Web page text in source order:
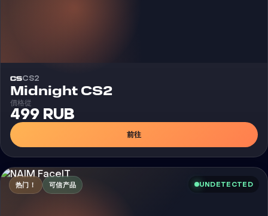
CS2
Midnight CS2外挂
價格從
499 RUB
前往
热门！ 可信产品 UNDETECTED